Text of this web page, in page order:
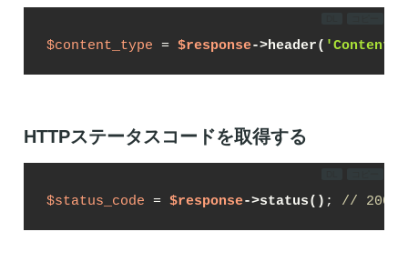
$content_type = $response->header( 'Content-
HTTPステータスコードを取得する
$status_code = $response->status() ; // 200な